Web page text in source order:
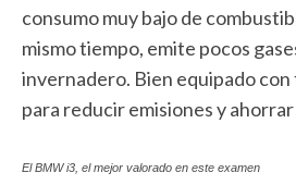
consumo muy bajo de
mismo tiempo, emite pocos
invernadero. Bien equipado
para reducir emisiones y
El BMW i3, el mejor valorado en este examen